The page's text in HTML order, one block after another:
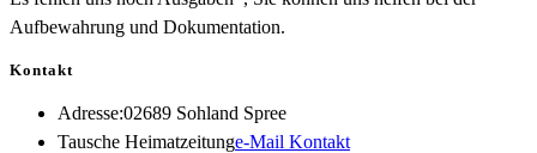
Aufbewahrung und Dokumentation.
Kontakt
Adresse:02689 Sohland Spree
Tausche Heimatzeitunge-Mail KontaktOpens